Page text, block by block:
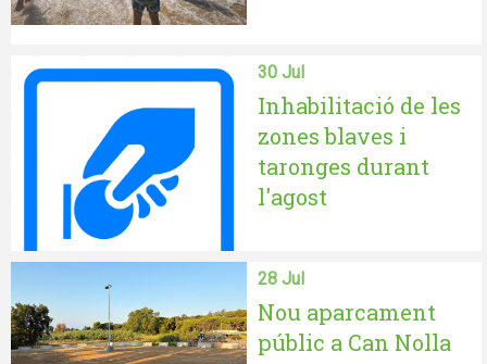
30 Jul
Inhabilitació de les
zones blaves i
taronges durant
l'agost
28 Jul
Nou aparcament
públic a Can Nolla